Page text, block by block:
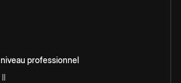
professionnel